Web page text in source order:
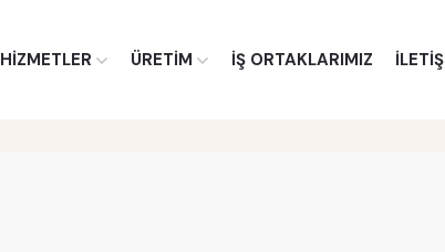
HİZMETLER ÜRETİM İŞ ORTAKLARIMIZ